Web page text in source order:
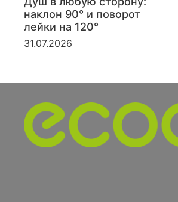
наклон 90° и поворот
лейки на 120°
31.07.2026